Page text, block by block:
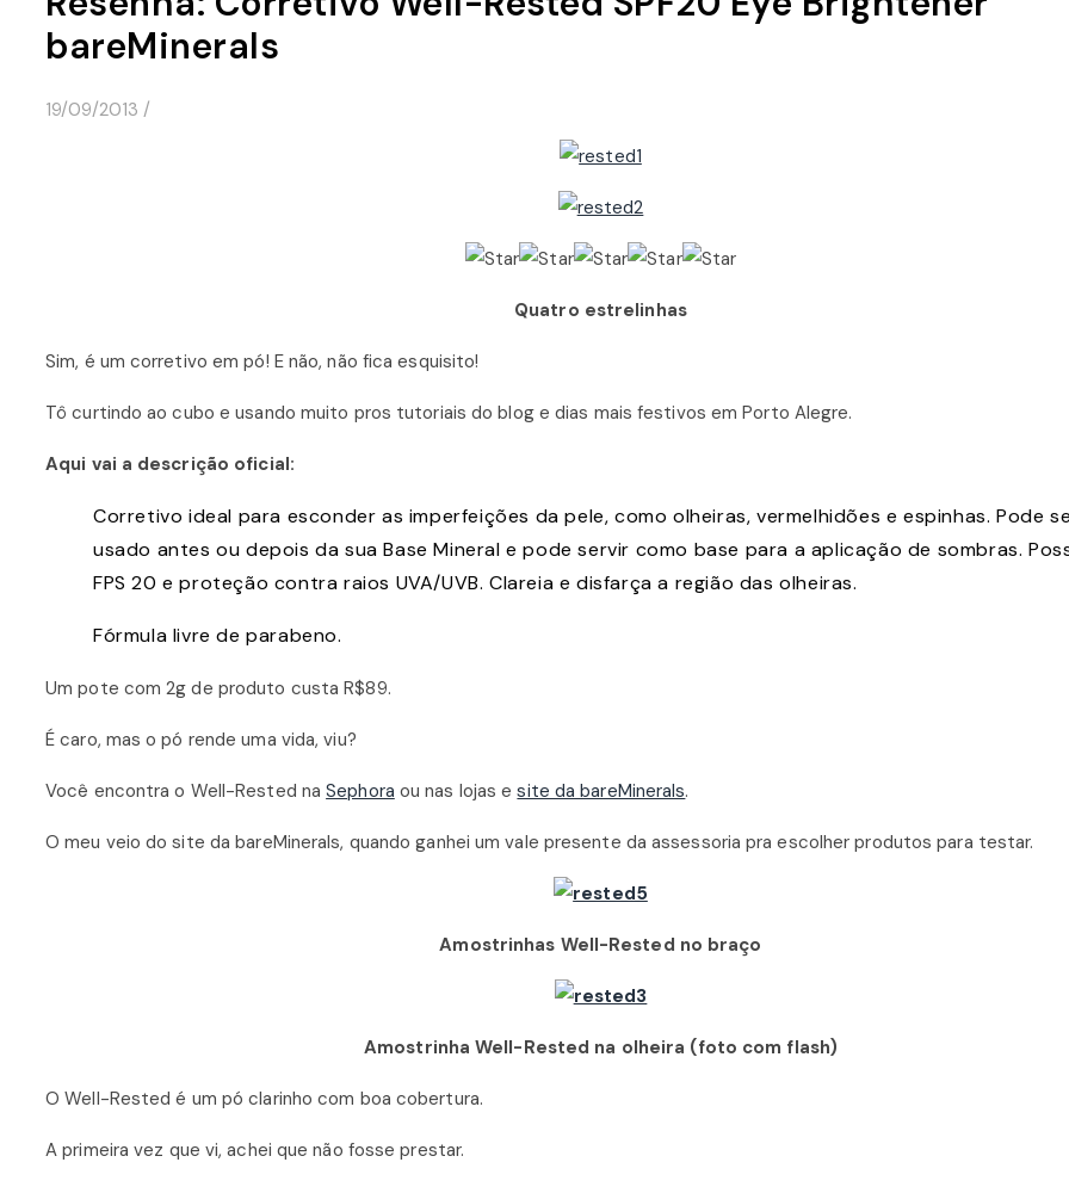
bareMinerals
19/09/2013 /
Quatro estrelinhas
Sim, é um corretivo em pó! E não, não fica esquisito!
Tô curtindo ao cubo e usando muito pros tutoriais do blog e dias mais festivos em Porto Alegre.
Aqui vai a descrição oficial:
Corretivo ideal para esconder as imperfeições da pele, como olheiras, vermelhidões e espinhas. Pode
usado antes ou depois da sua Base Mineral e pode servir como base para a aplicação de sombras.
FPS 20 e proteção contra raios UVA/UVB. Clareia e disfarça a região das olheiras.
Fórmula livre de parabeno.
Um pote com 2g de produto custa R$89.
É caro, mas o pó rende uma vida, viu?
Você encontra o Well-Rested naSephora ou nas lojas esite da bareMinerals.
O meu veio do site da bareMinerals, quando ganhei um vale presente da assessoria pra escolher produtos para testar.
Amostrinhas Well-Rested no braço
Amostrinha Well-Rested na olheira (foto com flash)
O Well-Rested é um pó clarinho com boa cobertura.
A primeira vez que vi, achei que não fosse prestar.